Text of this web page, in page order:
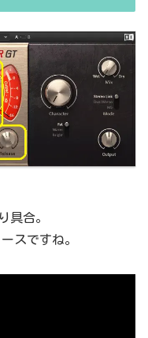
具合。
スですね。